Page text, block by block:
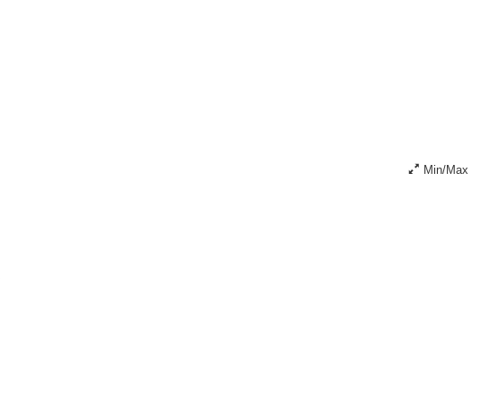
Min/Max